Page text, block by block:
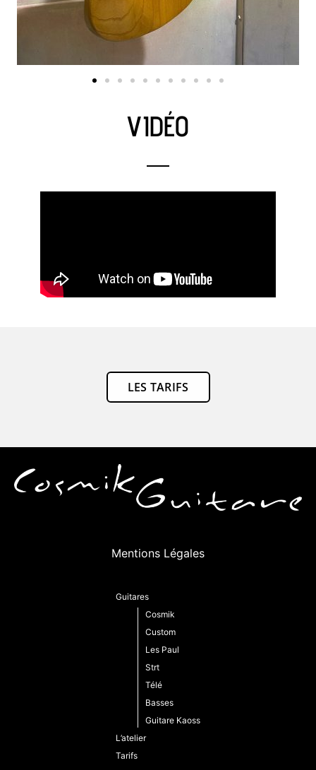
VIDÉO
LES TARIFS
Mentions Légales
Guitares
Cosmik
Custom
Les Paul
Strt
Télé
Basses
Guitare Kaoss
L’atelier
Tarifs